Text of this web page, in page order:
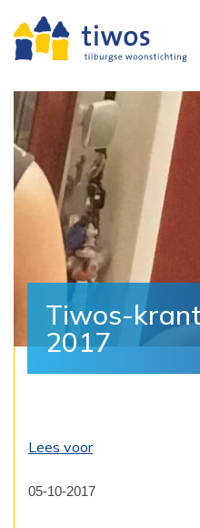
Tiwos-
2017
Lees voor
05-10-2017